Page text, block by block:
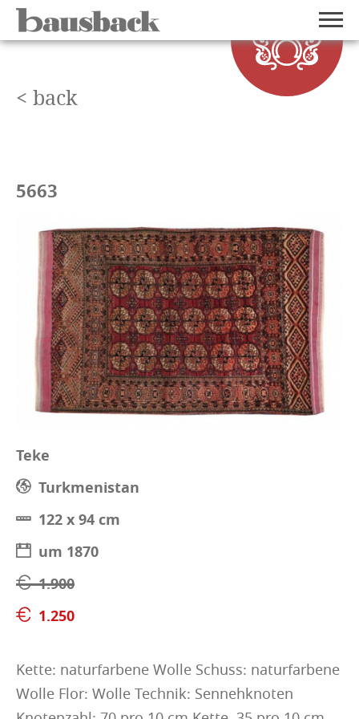
< back
5663
Teke
Turkmenistan
122 x 94 cm
um 1870
1.900
1.250
Kette: naturfarbene Wolle Schuss: naturfarbene
Wolle Flor: Wolle Technik: Sennehknoten